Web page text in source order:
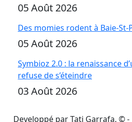
05 Août 2026
Des momies rodent à Baie-St-
05 Août 2026
Symbioz 2.0 : la renaissance
refuse de s’éteindre
03 Août 2026
Developpé par Tati Garrafa. ©-